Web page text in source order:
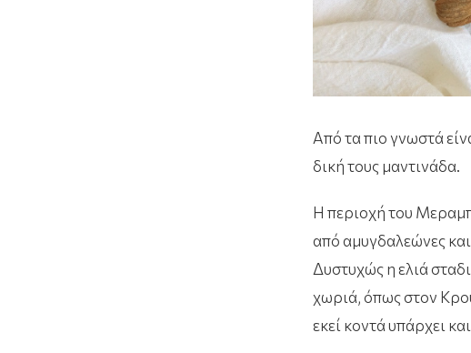
Από τα πιο γνωστά
δική τους μαντινάδα.
Η περιοχή του
από αμυγδαλεώνες και
Δυστυχώς η ελιά
χωριά, όπως στον
εκεί κοντά υπάρχει